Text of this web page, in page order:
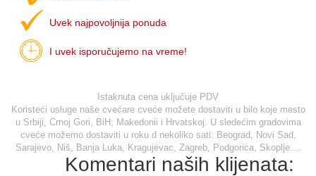
Uvek najpovoljnija ponuda
I uvek isporučujemo na vreme!
Istaknuta cena uključuje PDV
Koristeći usluge naše cvećare cveće možete dostaviti u bilo koje mesto
u Srbiji, Crnoj Gori, BiH, Makedonii i Hrvatskoj. U sledećim gradovima
cveće možemo dostaviti u roku d nekoliko sati: Beograd, Novi Sad,
Sarajevo, Niš, Banja Luka, Kragujevac, Zagreb, Podgorica, Skoplje....
Komentari naših klijenata: